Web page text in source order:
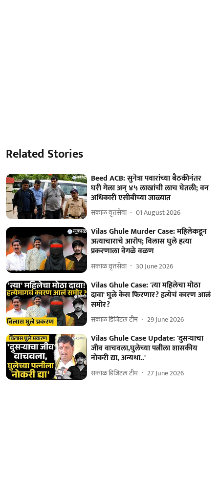
Related Stories
Beed ACB: सुनेत्रा पवारांच्या बैठकीनंतर
घरी गेला अन् ४५ लाखांची लाच घेतली; वन
अधिकारी एसीबीच्या जाळ्यात
सकाळ वृत्तसेवा 01 August 2026
Vilas Ghule Murder Case: महिलेकडून
अत्याचाराचे आरोप; विलास घुले हत्या
प्रकरणाला वेगळे वळण
सकाळ वृत्तसेवा 30 June 2026
Vilas Ghule Case: 'त्या महिलेचा मोठा
दावा' घुले केस फिरणार? हत्येचं कारण आलं
समोर?
सकाळ डिजिटल टीम 29 June 2026
Vilas Ghule Case Update: 'दुसऱ्याचा
जीव वाचवला,घुलेच्या पत्नीला शासकीय
नोकरी द्या, अन्यथा..'
सकाळ डिजिटल टीम 27 June 2026